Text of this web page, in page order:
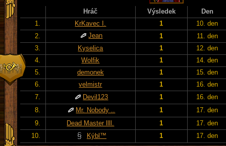
Hráč Výsledek
Den
1.
KrKavec I. 1
10. den
2.
Jean 1
11. den
3.
Kyselica 1
12. den
4.
Wolfik 1
14. den
5.
demonek 1
15. den
6.
velmistr 1
16. den
7.
Devil123 1
16. den
8.
Mr. Nobody .. 1
17. den
9.
Dead Master llll. 1
17. den
10.
Kýbl™ 1 17. den